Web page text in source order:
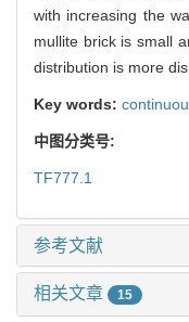
with increasing the
mullite brick is small
distribution is more
Key words:
中图分类号:
TF777.1
参考文献
相关文章 15